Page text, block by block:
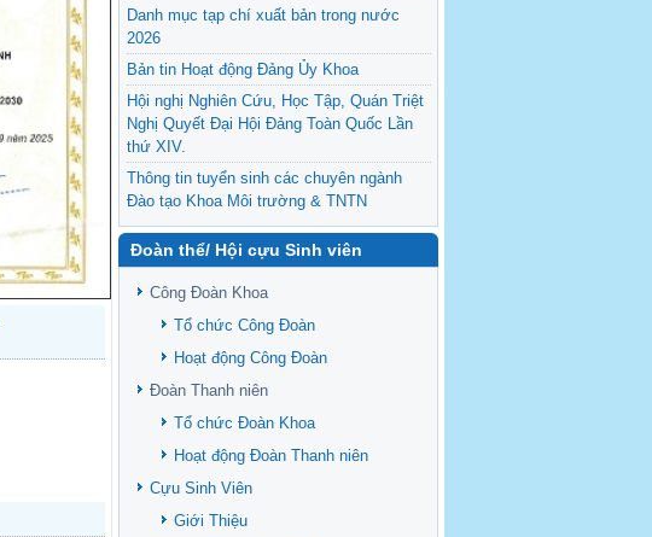
Danh mục tạp chí xuất bản trong nước
2026
Bản tin Hoạt động Đảng Ủy Khoa
Hội nghị Nghiên Cứu, Học Tập, Quán Triệt
Nghị Quyết Đại Hội Đảng Toàn Quốc Lần
thứ XIV.
Thông tin tuyển sinh các chuyên ngành
Đào tạo Khoa Môi trường & TNTN
Feasibility evaluation of using cattle
manure for biogas production: A case study
Vietnamese Mekong Delta
Sediment properties in flood-based farming
systems in the Vietnamese upstream
Văn bản - Quy định
Ban chấp hành Đảng bộ khoa
Đoàn thể/ Hội cựu Sinh viên
Công Đoàn Khoa
Tổ chức Công Đoàn
Hoạt động Công Đoàn
Đoàn Thanh niên
Tổ chức Đoàn Khoa
Hoạt động Đoàn Thanh niên
Cựu Sinh Viên
Giới Thiệu